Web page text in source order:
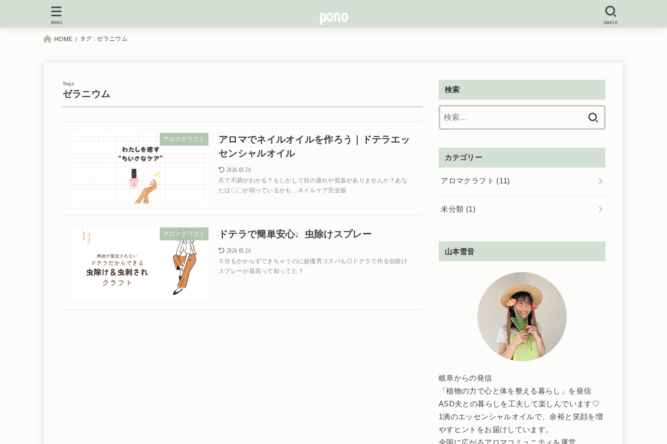
pono SEARCH
MENU
HOME タグ : ゼラニウム
ゼラニウム
アロマクラフト
アロマでネイルオイルを作ろう｜ドテラエッ
センシャルオイル
2026.03.26
爪で不調がわかる？もしかして目の疲れや貧血がありませんか？あな
たは〇〇が弱っているかも…ネイルケア完全版
アロマクラフト ドテラで簡単安心♩虫除けスプレー
2026.03.26
５分もかからずできちゃうのに超優秀コスパも◎ドテラで作る虫除け
スプレーが最高って知ってた？
検索
カテゴリー
アロマクラフト (11)
未分類 (1)
山本雪音
岐阜からの発信
「植物の力で心と体を整える暮らし」を発信
ASD夫との暮らしを工夫して楽しんでいます♡
1滴のエッセンシャルオイルで、余裕と笑顔を増
やすヒントをお届けしています。